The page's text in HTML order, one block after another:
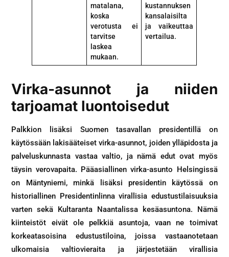
matalana,
koska
verotusta ei
tarvitse
laskea
mukaan.
kustannuksen
kansalaisilta
ja vaikeuttaa
vertailua.
Virka-asunnot ja niiden
tarjoamat luontoisedut
Palkkion lisäksi Suomen tasavallan presidentillä on
käytössään lakisääteiset virka-asunnot, joiden ylläpidosta ja
palveluskunnasta vastaa valtio, ja nämä edut ovat myös
täysin verovapaita. Pääasiallinen virka-asunto Helsingissä
on Mäntyniemi, minkä lisäksi presidentin käytössä on
historiallinen Presidentinlinna virallisia edustustilaisuuksia
varten sekä Kultaranta Naantalissa kesäasuntona. Nämä
kiinteistöt eivät ole pelkkiä asuntoja, vaan ne toimivat
korkeatasoisina edustustiloina, joissa vastaanotetaan
ulkomaisia valtiovieraita ja järjestetään virallisia